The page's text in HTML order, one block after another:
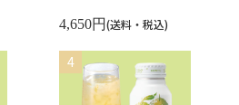
4,650円(送料・税込)